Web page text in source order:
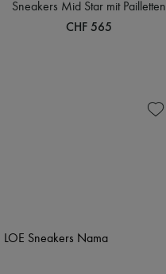
Sneakers Mid Star mit Pailletten
CHF 565